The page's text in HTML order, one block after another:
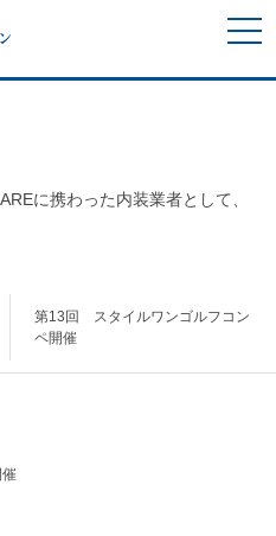
に携わった内装業者として、
第13回 スタイルワンゴルフコン
ペ開催